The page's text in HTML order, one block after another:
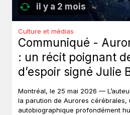
il y a 2 mois
Culture et médias
Communiqué -
: un récit poignant
d’espoir signé Julie
Montréal, le 25 mai 2026 —
la parution de Aurores cérébrales,
autobiographique profondément